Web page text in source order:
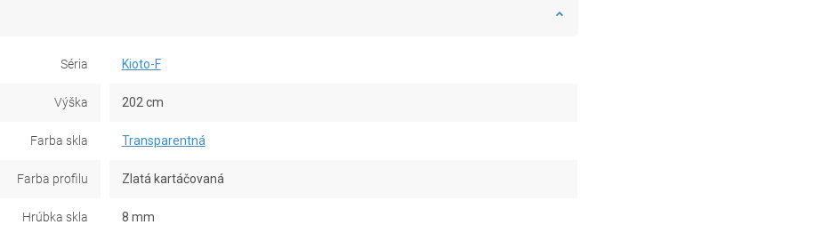
Séria Kioto-F
Výška 202 cm
Farba skla Transparentná
Farba profilu Zlatá kartáčovaná
Hrúbka skla 8 mm